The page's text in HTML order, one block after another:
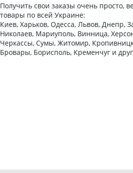
Получить свои заказы очень просто,
товары по всей Украине:
Киев, Харьков, Одесса, Львов, Днепр,
Николаев, Мариуполь, Винница,
Черкассы, Сумы, Житомир,
Бровары, Борисполь, Кременчуг и